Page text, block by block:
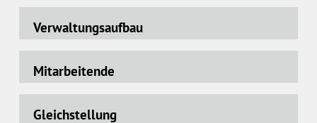
Verwaltungsaufbau
Mitarbeitende
Gleichstellung